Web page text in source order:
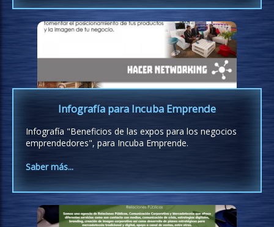
Infografía para Incuba Emprende
Infografía "Beneficios de las expos para los negocios
emprendedores", para Incuba Emprende.
Saber más...